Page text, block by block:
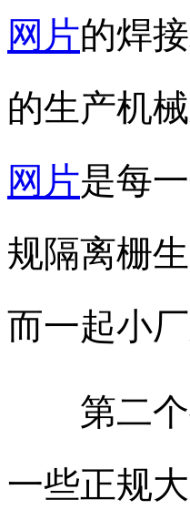
网 片的焊
的生产机
网 片是每
规隔离栅
而一起小
第二个
一些正规